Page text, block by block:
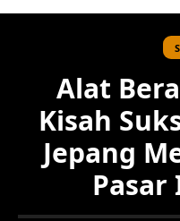
Alat
Kisah
Jepang
Pasar